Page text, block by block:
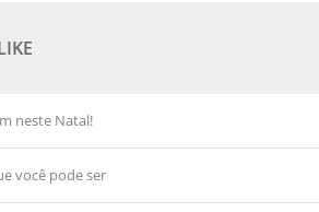
neste Natal!
você pode ser